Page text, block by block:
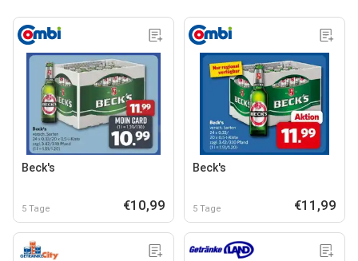
Beck's
5 Tage €10,99
Beck's
5 Tage €11,99